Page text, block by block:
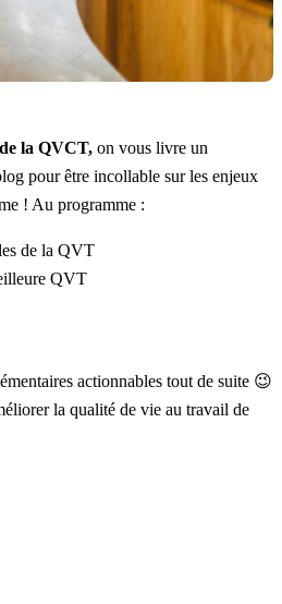
la QVCT, on vous livre un
pour être incollable sur les enjeux
! Au programme :
de la QVT
QVT
actionnables tout de suite 😉
la qualité de vie au travail de